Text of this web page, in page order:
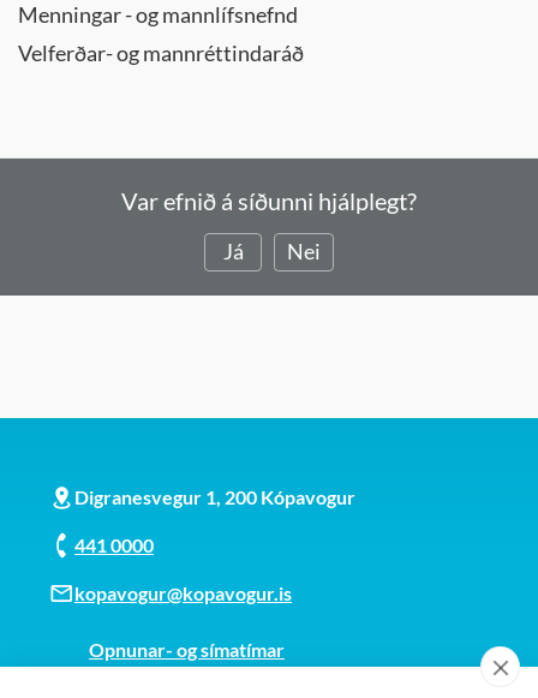
Menningar - og mannlífsnefnd
Velferðar- og mannréttindaráð
Var efnið á síðunni hjálplegt?
Já Nei
Digranesvegur 1, 200 Kópavogur
441 0000
kopavogur@kopavogur.is
Opnunar- og símatímar